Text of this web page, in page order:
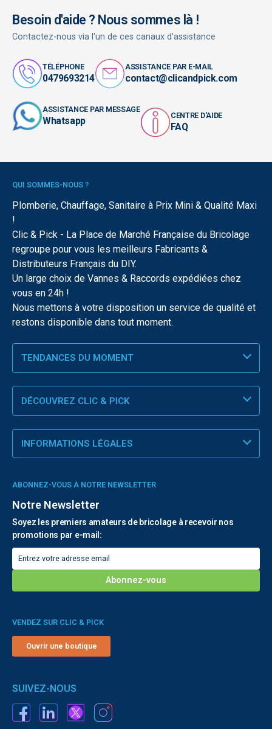
Besoin d'aide ? Nous sommes là !
Contactez-nous via l'un de ces canaux d'assistance
TÉLÉPHONE
0479693214
ASSISTANCE PAR E-MAIL
contact@clicandpick.com
ASSISTANCE PAR MESSAGE
Whatsapp CENTRE D'AIDE
FAQ
QUI SOMMES-NOUS ?
Plomberie, Chauffage, Sanitaire à Prix Mini & Qualité Maxi
!
Clic & Pick - La Place de Marché Française du Bricolage
regroupe pour vous les meilleurs Fabricants &
Distributeurs Français du DIY.
Un large choix de Vannes & Raccords expédiées chez
vous en 24h !
Nous mettons à votre disposition un service de qualité et
restons disponible dans tout moment.
TENDANCES DU MOMENT
DÉCOUVREZ CLIC & PICK
INFORMATIONS LÉGALES
ABONNEZ-VOUS À NOTRE NEWSLETTER
Notre Newsletter
Soyez les premiers amateurs de bricolage à recevoir nos
promotions par e-mail:
VENDEZ SUR CLIC & PICK
Ouvrir une boutique
SUIVEZ-NOUS